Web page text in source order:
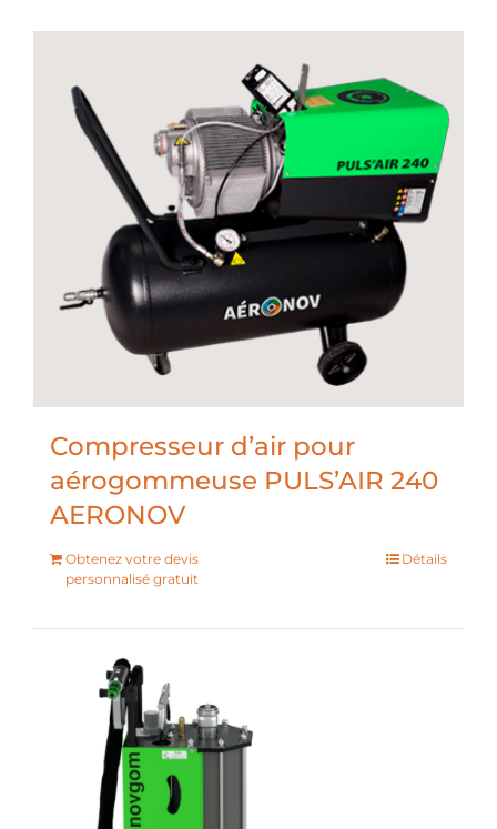
Compresseur d’air pour
aérogommeuse PULS’AIR 240
AERONOV
Obtenez votre devis
personnalisé gratuit
Détails